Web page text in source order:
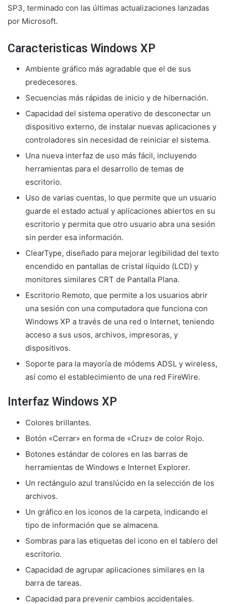
SP3, terminado con las últimas actualizaciones lanzadas
por Microsoft.
Caracteristicas Windows XP
Ambiente gráfico más agradable que el de sus
predecesores.
Secuencias más rápidas de inicio y de hibernación.
Capacidad del sistema operativo de desconectar un
dispositivo externo, de instalar nuevas aplicaciones y
controladores sin necesidad de reiniciar el sistema.
Una nueva interfaz de uso más fácil, incluyendo
herramientas para el desarrollo de temas de
escritorio.
Uso de varias cuentas, lo que permite que un usuario
guarde el estado actual y aplicaciones abiertos en su
escritorio y permita que otro usuario abra una sesión
sin perder esa información.
ClearType, diseñado para mejorar legibilidad del texto
encendido en pantallas de cristal líquido (LCD) y
monitores similares CRT de Pantalla Plana.
Escritorio Remoto, que permite a los usuarios abrir
una sesión con una computadora que funciona con
Windows XP a través de una red o Internet, teniendo
acceso a sus usos, archivos, impresoras, y
dispositivos.
Soporte para la mayoría de módems ADSL y wireless,
así como el establecimiento de una red FireWire.
Interfaz Windows XP
Colores brillantes.
Botón «Cerrar» en forma de «Cruz» de color Rojo.
Botones estándar de colores en las barras de
herramientas de Windows e Internet Explorer.
Un rectángulo azul translúcido en la selección de los
archivos.
Un gráfico en los iconos de la carpeta, indicando el
tipo de información que se almacena.
Sombras para las etiquetas del icono en el tablero del
escritorio.
Capacidad de agrupar aplicaciones similares en la
barra de tareas.
Capacidad para prevenir cambios accidentales.